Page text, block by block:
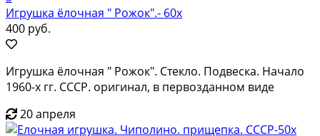
Игрушка ёлочная " Рожок".- 60х
400 руб.
Игрушка ёлочная " Рожок". Стекло. Подвеска. Начало
1960-х гг. СССР. оригинал, в первозданном виде
20 апреля